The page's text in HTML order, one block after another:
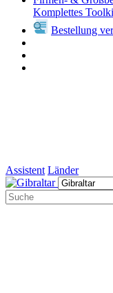
Komplettes
Bestellung
Assistent Länder